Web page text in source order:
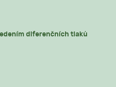
diferenčních tlaků